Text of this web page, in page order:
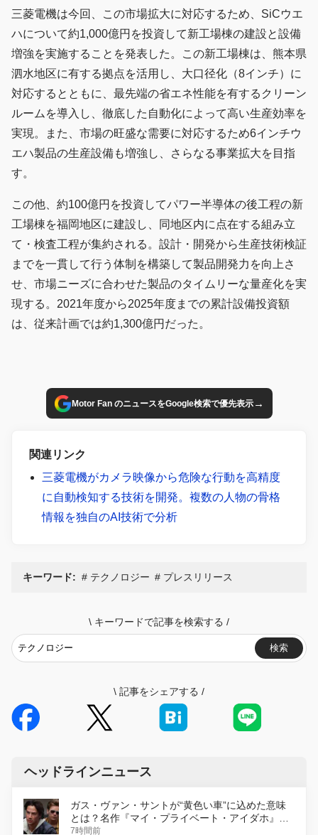
三菱電機は今回、この市場拡大に対応するため、SiCウエ
ハについて約1,000億円を投資して新工場棟の建設と設備
増強を実施することを発表した。この新工場棟は、熊本県
泗水地区に有する拠点を活用し、大口径化（8インチ）に
対応するとともに、最先端の省エネ性能を有するクリーン
ルームを導入し、徹底した自動化によって高い生産効率を
実現。また、市場の旺盛な需要に対応するため6インチウ
エハ製品の生産設備も増強し、さらなる事業拡大を目指
す。
この他、約100億円を投資してパワー半導体の後工程の新
工場棟を福岡地区に建設し、同地区内に点在する組み立
て・検査工程が集約される。設計・開発から生産技術検証
までを一貫して行う体制を構築して製品開発力を向上さ
せ、市場ニーズに合わせた製品のタイムリーな量産化を実
現する。2021年度から2025年度までの累計設備投資額
は、従来計画では約1,300億円だった。
Motor Fan のニュースをGoogle検索で優先表示→
関連リンク
三菱電機がカメラ映像から危険な行動を高精度
に自動検知する技術を開発。複数の人物の骨格
情報を独自のAI技術で分析
キーワード: テクノロジー プレスリリース
\ キーワードで記事を検索する /
検索
\ 記事をシェアする /
ヘッドラインニュース
ガス・ヴァン・サントが“黄色い車”に込めた意味
とは？名作『マイ・プライベート・アイダホ』が
初のデジタルリマスター版で復活
7時間前